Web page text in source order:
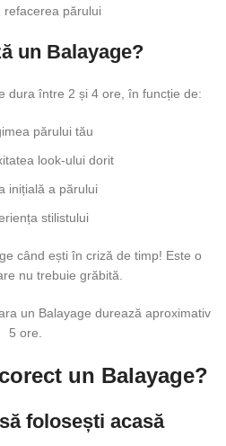
refacerea părului
un Balayage?
dura între 2 și 4 ore, în funcție de:
părului tău
look-ului dorit
inițială a părului
stilistului
când ești în criză de timp! Este o
nu trebuie grăbită.
un Balayage durează aproximativ
5 ore.
un Balayage?
folosești acasă